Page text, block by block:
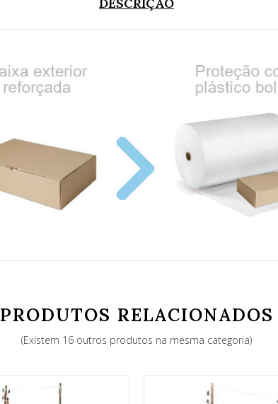
DESCRIÇÃO
PRODUTOS RELACIONADOS
(Existem 16 outros produtos na mesma categoria)